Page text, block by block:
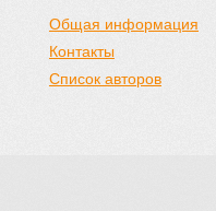
Общая информация
Контакты
Список авторов